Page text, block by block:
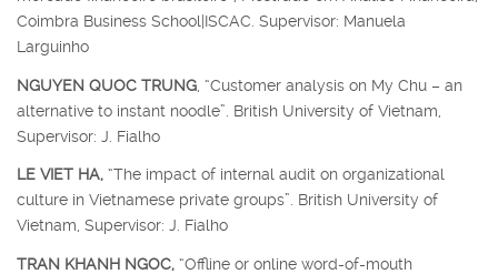
Coimbra Business School|ISCAC. Supervisor: Manuela
Larguinho
NGUYEN QUOC TRUNG , “Customer analysis on My Chu – an
alternative to instant noodle”. British University of Vietnam,
Supervisor: J. Fialho
LE VIET HA, “The impact of internal audit on organizational
culture in Vietnamese private groups”. British University of
Vietnam, Supervisor: J. Fialho
TRAN KHANH NGOC, “Offline or online word-of-mouth